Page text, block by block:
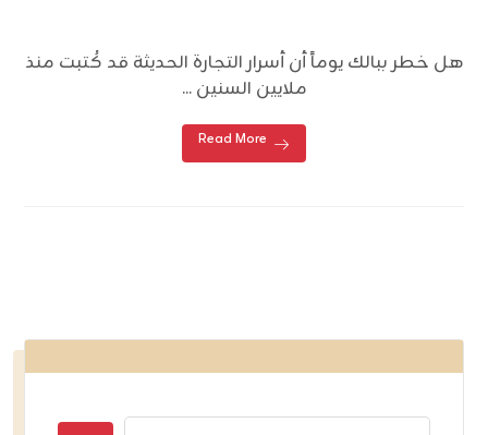
هل خطر ببالك يوماً أن أسرار التجارة الحديثة قد كُتبت منذ
ملايين السنين ...
Read More